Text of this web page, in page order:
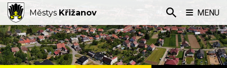
Městys Křižanov MENU